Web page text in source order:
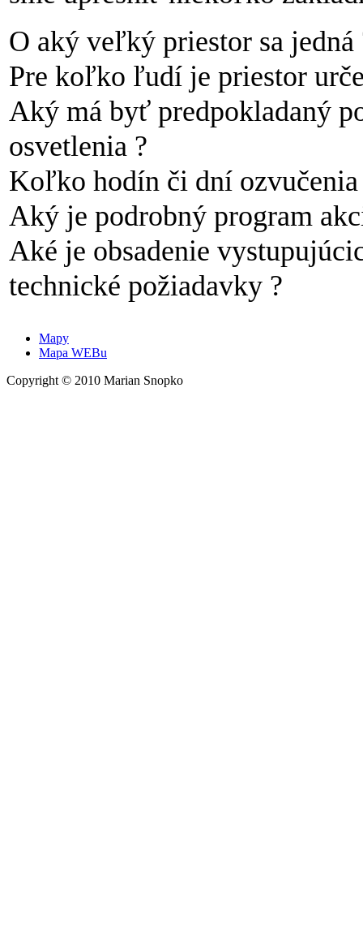
O aký veľký priestor sa jedná
Pre koľko ľudí je priestor
Aký má byť predpokladaný
osvetlenia ?
Koľko hodín či dní
Aký je podrobný program
Aké je obsadenie
technické požiadavky ?
Mapy
Mapa WEBu
Copyright © 2010 Marian Snopko